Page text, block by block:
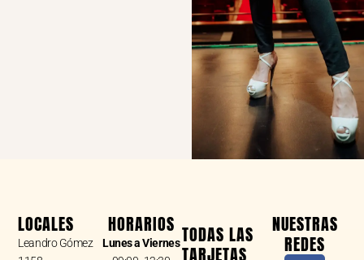
LOCALES
Leandro Gómez
HORARIOS
Lunes a ViernesTODAS LAS
TARJETAS
NUESTRAS
REDES